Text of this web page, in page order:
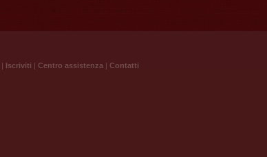
| Iscriviti | Centro assistenza | Contatti